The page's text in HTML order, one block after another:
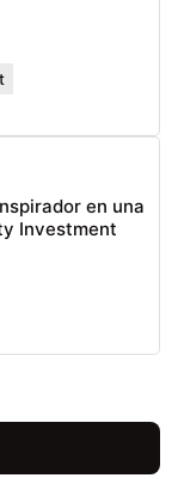
en una
Investment